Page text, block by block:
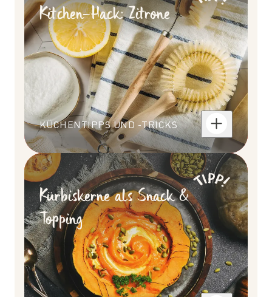
Kitchen-Hack: Zitrone
KÜCHENTIPPS UND -TRICKS
Kürbiskerne als Snack &
Topping